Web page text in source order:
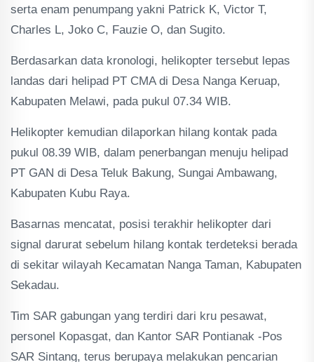
serta enam penumpang yakni Patrick K, Victor T,
Charles L, Joko C, Fauzie O, dan Sugito.
Berdasarkan data kronologi, helikopter tersebut lepas
landas dari helipad PT CMA di Desa Nanga Keruap,
Kabupaten Melawi, pada pukul 07.34 WIB.
Helikopter kemudian dilaporkan hilang kontak pada
pukul 08.39 WIB, dalam penerbangan menuju helipad
PT GAN di Desa Teluk Bakung, Sungai Ambawang,
Kabupaten Kubu Raya.
Basarnas mencatat, posisi terakhir helikopter dari
signal darurat sebelum hilang kontak terdeteksi berada
di sekitar wilayah Kecamatan Nanga Taman, Kabupaten
Sekadau.
Tim SAR gabungan yang terdiri dari kru pesawat,
personel Kopasgat, dan Kantor SAR Pontianak -Pos
SAR Sintang, terus berupaya melakukan pencarian